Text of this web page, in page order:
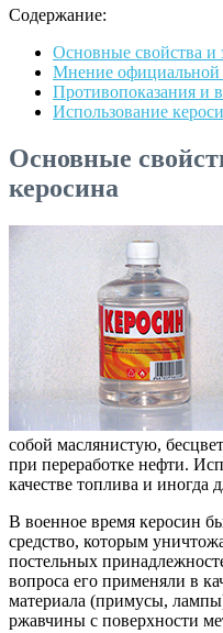
Содержание:
Основные свойства и
Мнение
Противопоказания и
Использование
Основные
керосина
собой маслянистую,
при переработке нефти.
качестве топлива и иногда
В военное время керосин
средство, которым
постельных
вопроса его применяли в
материала (примусы,
ржавчины с поверхности